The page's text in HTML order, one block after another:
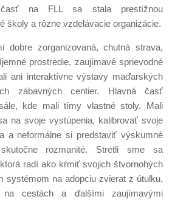
na FLL sa stala prestížnou
školy a rôzne vzdelávacie organizácie.
dobre zorganizovaná, chutná strava,
prostredie, zaujímavé sprievodné
ani interaktívne výstavy maďarských
zábavných centier. Hlavná časť
kde mali tímy vlastné stoly. Mali
na svoje vystúpenia, kalibrovať svoje
a neformálne si predstaviť výskumné
rozmanité. Stretli sme sa
radí ako kŕmiť svojich štvornohých
systémom na adopciu zvierat z útulku,
na cestách a ďalšími zaujímavými